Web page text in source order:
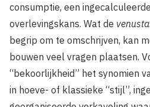
consumptie, een
overlevingskans. Wat de
begrip om te omschrijven, kan
bouwen veel vragen plaatsen.
“bekoorlijkheid” het synomien
in hoeve- of klassieke “stijl”,